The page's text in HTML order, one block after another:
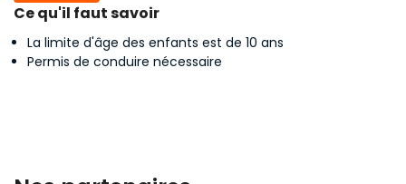
Ce qu'il faut savoir
La limite d'âge des enfants est de 10 ans
Permis de conduire nécessaire